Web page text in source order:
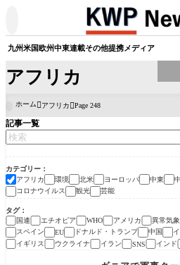
アフリカ
九州米国欧州中東連載その他提携メディア
ホーム アフリカ Page 248
記事一覧
カテゴリー
アフリカ
環境 北米 ヨーロッパ 中東
コロナウイルス
観光 芸能
タグ
国連
エチオピア WHO アメリカ 異常気象
スペイン
EU ドナルド・トランプ 中国
イギリス
ウクライナ イラン SNS インド
アフリカ